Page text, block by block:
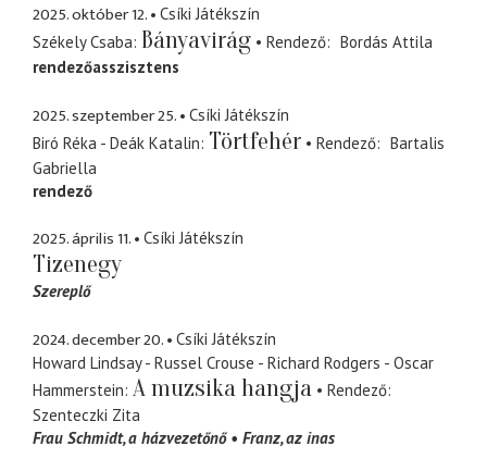
2025. október 12.
Csíki Játékszín
Székely Csaba Bányavirág Rendező
Bordás Attila
rendezőasszisztens
2025. szeptember 25.
Csíki Játékszín
Biró Réka - Deák Katalin Törtfehér Rendező
Bartalis
Gabriella
rendező
2025. április 11. Csíki Játékszín
Tizenegy
Szereplő
2024. december 20.
Csíki Játékszín
Howard Lindsay - Russel Crouse - Richard Rodgers - Oscar
Hammerstein A muzsika hangja
Rendező
Szenteczki Zita
Frau Schmidt a házvezetőnő Franz az inas